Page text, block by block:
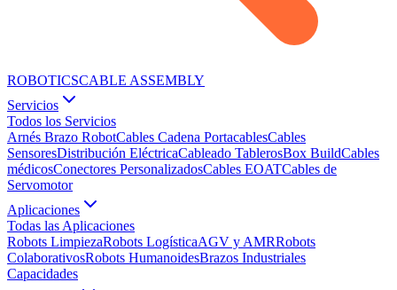
ROBOTICSCABLE ASSEMBLY
Servicios
Todos los Servicios
Arnés Brazo RobotCables Cadena PortacablesCables
SensoresDistribución EléctricaCableado TablerosBox BuildCables
médicosConectores PersonalizadosCables EOATCables de
Servomotor
Aplicaciones
Todas las Aplicaciones
Robots LimpiezaRobots LogísticaAGV y AMRRobots
ColaborativosRobots HumanoidesBrazos Industriales
Capacidades